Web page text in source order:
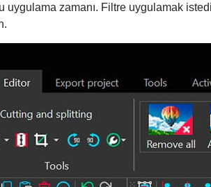
uygulama zamanı. Filtre uygulamak